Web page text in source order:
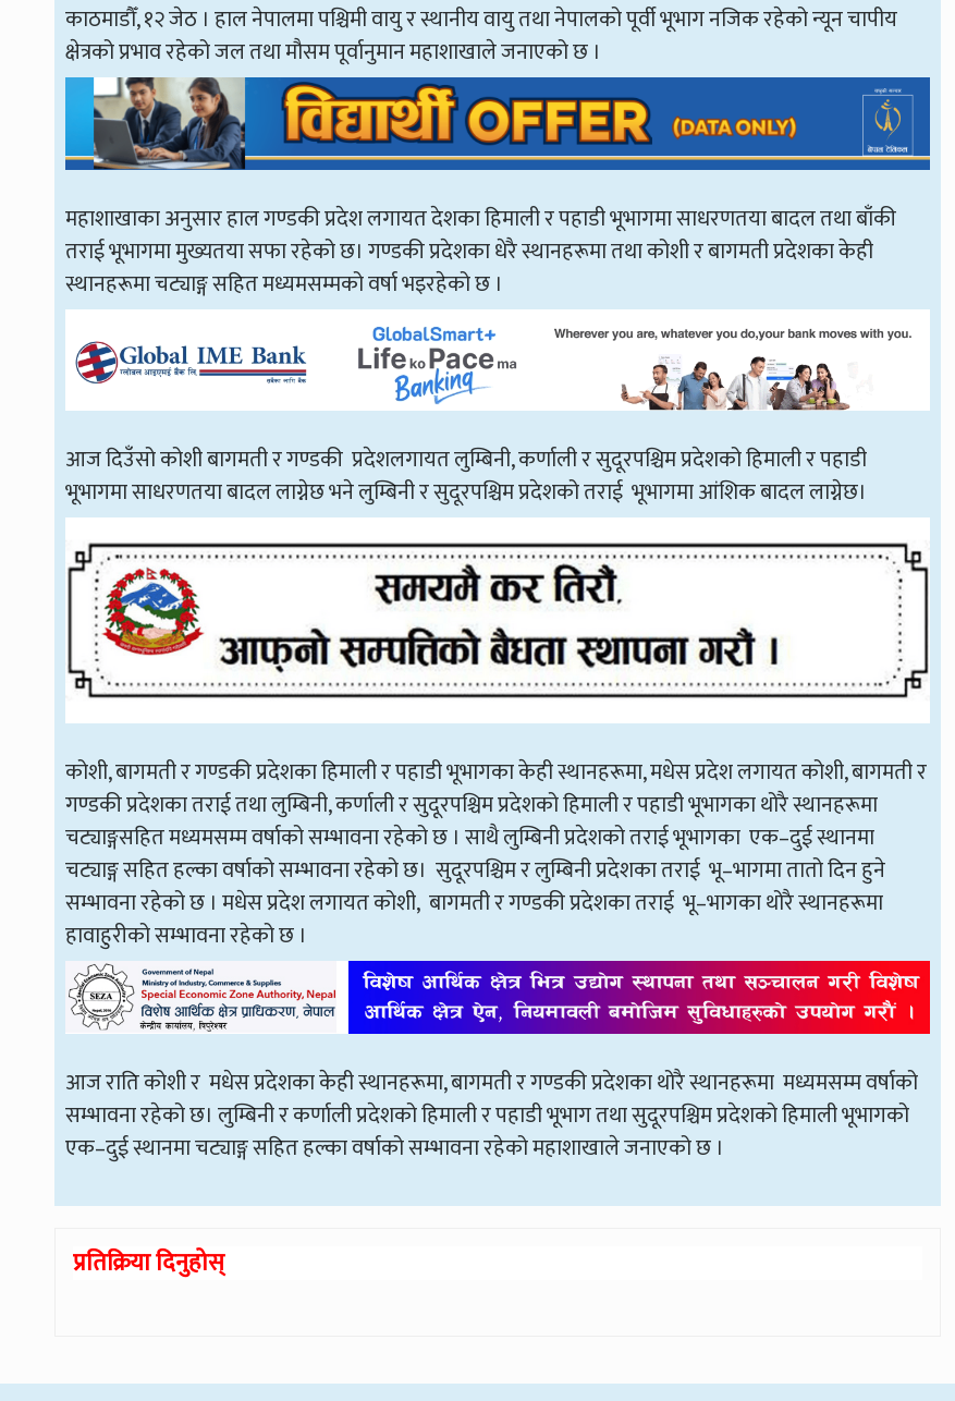
काठमाडौँ, १२ जेठ । हाल नेपालमा पश्चिमी वायु र स्थानीय वायु तथा नेपालको पूर्वी भूभाग नजिक रहेको न्यून चापीय
क्षेत्रको प्रभाव रहेको जल तथा मौसम पूर्वानुमान महाशाखाले जनाएको छ ।
महाशाखाका अनुसार हाल गण्डकी प्रदेश लगायत देशका हिमाली र पहाडी भूभागमा साधरणतया बादल तथा बाँकी
तराई भूभागमा मुख्यतया सफा रहेको छ। गण्डकी प्रदेशका धेरै स्थानहरूमा तथा कोशी र बागमती प्रदेशका केही
स्थानहरूमा चट्याङ्ग सहित मध्यमसम्मको वर्षा भइरहेको छ ।
आज दिउँसो कोशी बागमती र गण्डकी प्रदेशलगायत लुम्बिनी, कर्णाली र सुदूरपश्चिम प्रदेशको हिमाली र पहाडी
भूभागमा साधरणतया बादल लाग्नेछ भने लुम्बिनी र सुदूरपश्चिम प्रदेशको तराई भूभागमा आंशिक बादल लाग्नेछ।
कोशी, बागमती र गण्डकी प्रदेशका हिमाली र पहाडी भूभागका केही स्थानहरूमा, मधेस प्रदेश लगायत कोशी, बागमती र
गण्डकी प्रदेशका तराई तथा लुम्बिनी, कर्णाली र सुदूरपश्चिम प्रदेशको हिमाली र पहाडी भूभागका थोरै स्थानहरूमा
चट्याङ्गसहित मध्यमसम्म वर्षाको सम्भावना रहेको छ । साथै लुम्बिनी प्रदेशको तराई भूभागका एक–दुई स्थानमा
चट्याङ्ग सहित हल्का वर्षाको सम्भावना रहेको छ। सुदूरपश्चिम र लुम्बिनी प्रदेशका तराई भू–भागमा तातो दिन हुने
सम्भावना रहेको छ । मधेस प्रदेश लगायत कोशी, बागमती र गण्डकी प्रदेशका तराई भू–भागका थोरै स्थानहरूमा
हावाहुरीको सम्भावना रहेको छ ।
आज राति कोशी र मधेस प्रदेशका केही स्थानहरूमा, बागमती र गण्डकी प्रदेशका थोरै स्थानहरूमा मध्यमसम्म वर्षाको
सम्भावना रहेको छ। लुम्बिनी र कर्णाली प्रदेशको हिमाली र पहाडी भूभाग तथा सुदूरपश्चिम प्रदेशको हिमाली भूभागको
एक–दुई स्थानमा चट्याङ्ग सहित हल्का वर्षाको सम्भावना रहेको महाशाखाले जनाएको छ ।
प्रतिक्रिया दिनुहोस्